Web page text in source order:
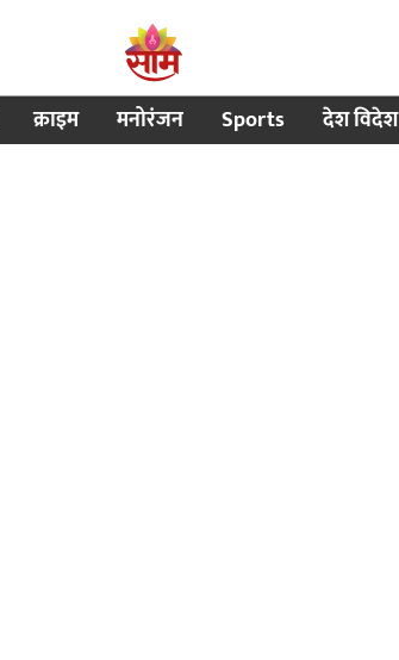
क्राइम मनोरंजन Sports देश विदेश